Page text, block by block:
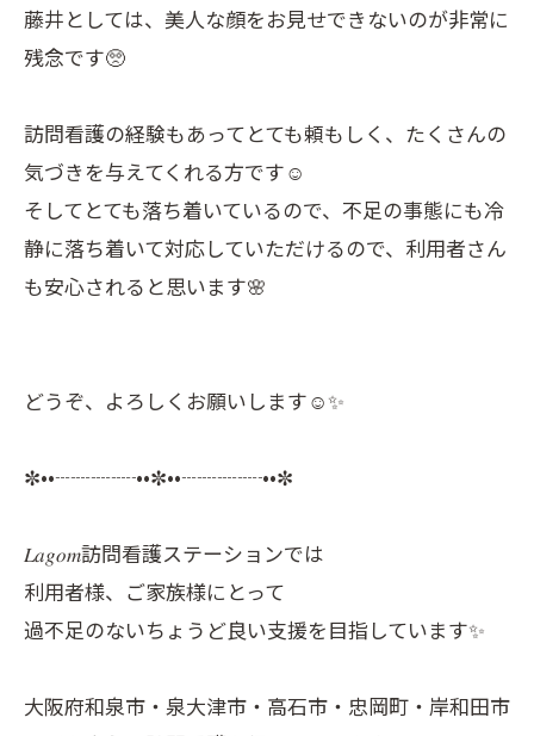
藤井としては、美人な顔をお見せできないのが非常に
残念です🥺
訪問看護の経験もあってとても頼もしく、たくさんの
気づきを与えてくれる方です☺️
そしてとても落ち着いているので、不足の事態にも冷
静に落ち着いて対応していただけるので、利用者さん
も安心されると思います🌸
どうぞ、よろしくお願いします☺️✨
✼••┈┈┈┈••✼••┈┈┈┈••✼
𝐿𝑎𝑔𝑜𝑚訪問看護ステーションでは
利用者様、ご家族様にとって
過不足のないちょうど良い支援を目指しています✨
大阪府和泉市・泉大津市・高石市・忠岡町・岸和田市